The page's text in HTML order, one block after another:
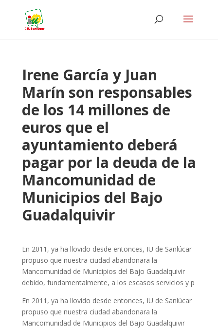
Irene García y Juan
Marín son responsables
de los 14 millones de
euros que el
ayuntamiento deberá
pagar por la deuda de la
Mancomunidad de
Municipios del Bajo
Guadalquivir
En 2011, ya ha llovido desde entonces, IU de Sanlúcar
propuso que nuestra ciudad abandonara la
Mancomunidad de Municipios del Bajo Guadalquivir
debido, fundamentalmente, a los escasos servicios y p
En 2011, ya ha llovido desde entonces, IU de Sanlúcar
propuso que nuestra ciudad abandonara la
Mancomunidad de Municipios del Bajo Guadalquivir